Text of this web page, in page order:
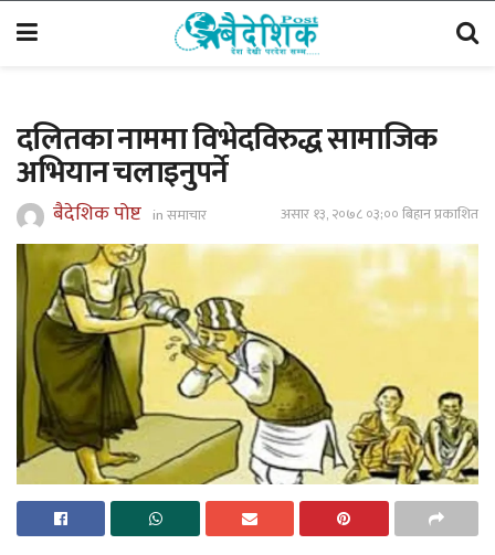
दलितका नाममा विभेदविरुद्ध सामाजिक
अभियान चलाइनुपर्ने
बैदेशिक पोष्ट inसमाचार असार १३, २०७८ ०३;०० बिहान प्रकाशित